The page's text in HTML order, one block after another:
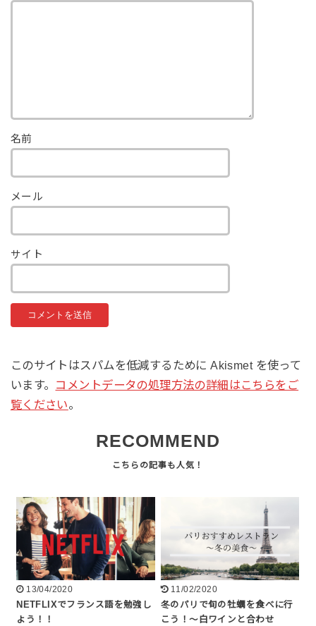
名前
メール
サイト
このサイトはスパムを低減するために Akismet を使って
います。 コメントデータの処理方法の詳細はこちらをご
覧ください。
RECOMMEND
13/04/2020
NETFLIXでフランス語を勉強し
よう！！
11/02/2020
冬のパリで旬の牡蠣を食べに行
こう！〜白ワインと合わせ